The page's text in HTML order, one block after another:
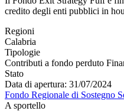
credito degli enti pubblici in
Regioni
Calabria
Tipologie
Contributi a fondo perduto
Stato
Data di apertura: 31/07/2024
Fondo Regionale di Sostegno
A sportello